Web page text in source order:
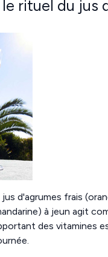
rituel du jus
d'agrumes frais
à jeun agit
des vitamines